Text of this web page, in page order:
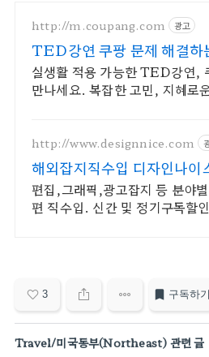
http://m.coupang.com 광고
TED강연 쿠팡 문제 해결하
실생활 적용 가능한 TED강연,
만나세요. 복잡한 고민, 지혜로
http://www.designnice.com
해외잡지직수입 디자인나이
편집,그래픽,광고잡지 등 분야
편 직수입. 신간 및 정기구독할
3 구독하기
Travel/미국동부(Northeast) 관련 글